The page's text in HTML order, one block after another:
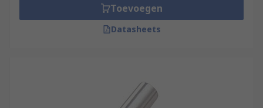
Toevoegen
Datasheets